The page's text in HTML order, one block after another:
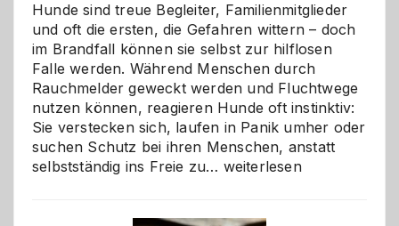
Hunde sind treue Begleiter, Familienmitglieder
und oft die ersten, die Gefahren wittern – doch
im Brandfall können sie selbst zur hilflosen
Falle werden. Während Menschen durch
Rauchmelder geweckt werden und Fluchtwege
nutzen können, reagieren Hunde oft instinktiv:
Sie verstecken sich, laufen in Panik umher oder
suchen Schutz bei ihren Menschen, anstatt
selbstständig ins Freie zu… Wenn
weiterlesen